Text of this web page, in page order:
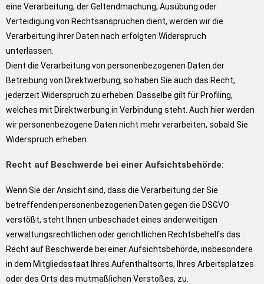
eine Verarbeitung, der Geltendmachung, Ausübung oder
Verteidigung von Rechtsansprüchen dient, werden wir die
Verarbeitung ihrer Daten nach erfolgten Widerspruch
unterlassen.
Dient die Verarbeitung von personenbezogenen Daten der
Betreibung von Direktwerbung, so haben Sie auch das Recht,
jederzeit Widerspruch zu erheben. Dasselbe gilt für Profiling,
welches mit Direktwerbung in Verbindung steht. Auch hier werden
wir personenbezogene Daten nicht mehr verarbeiten, sobald Sie
Widerspruch erheben.
Recht auf Beschwerde bei einer Aufsichtsbehörde:
Wenn Sie der Ansicht sind, dass die Verarbeitung der Sie
betreffenden personenbezogenen Daten gegen die DSGVO
verstößt, steht Ihnen unbeschadet eines anderweitigen
verwaltungsrechtlichen oder gerichtlichen Rechtsbehelfs das
Recht auf Beschwerde bei einer Aufsichtsbehörde, insbesondere
in dem Mitgliedsstaat Ihres Aufenthaltsorts, Ihres Arbeitsplatzes
oder des Orts des mutmaßlichen Verstoßes, zu.